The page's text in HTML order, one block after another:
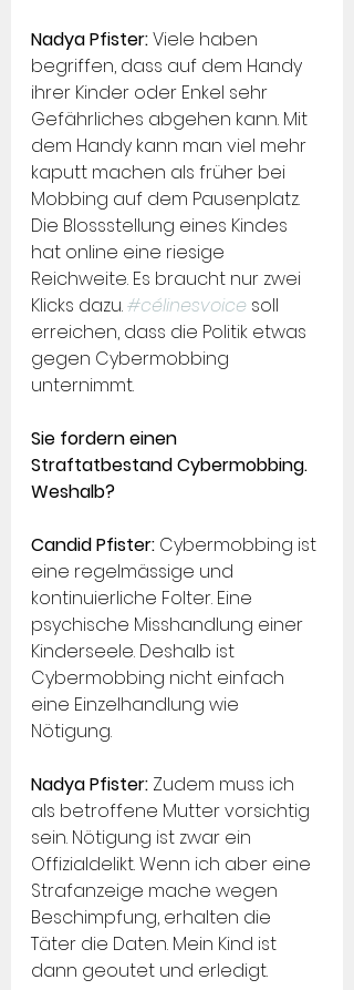
Nadya Pfister: Viele haben
begriffen, dass auf dem Handy
ihrer Kinder oder Enkel sehr
Gefährliches abgehen kann. Mit
dem Handy kann man viel mehr
kaputt machen als früher bei
Mobbing auf dem Pausenplatz.
Die Blossstellung eines Kindes
hat online eine riesige
Reichweite. Es braucht nur zwei
Klicks dazu. #célinesvoice soll
erreichen, dass die Politik etwas
gegen Cybermobbing
unternimmt.
Sie fordern einen
Straftatbestand Cybermobbing.
Weshalb?
Candid Pfister: Cybermobbing ist
eine regelmässige und
kontinuierliche Folter. Eine
psychische Misshandlung einer
Kinderseele. Deshalb ist
Cybermobbing nicht einfach
eine Einzelhandlung wie
Nötigung.
Nadya Pfister: Zudem muss ich
als betroffene Mutter vorsichtig
sein. Nötigung ist zwar ein
Offizialdelikt. Wenn ich aber eine
Strafanzeige mache wegen
Beschimpfung, erhalten die
Täter die Daten. Mein Kind ist
dann geoutet und erledigt.